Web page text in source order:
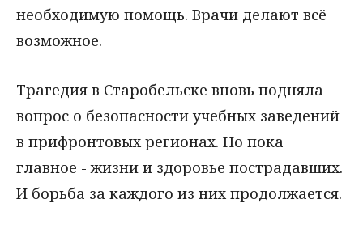
необходимую помощь. Врачи делают всё
возможное.
Трагедия в Старобельске вновь подняла
вопрос о безопасности учебных заведений
в прифронтовых регионах. Но пока
главное - жизни и здоровье пострадавших.
И борьба за каждого из них продолжается.